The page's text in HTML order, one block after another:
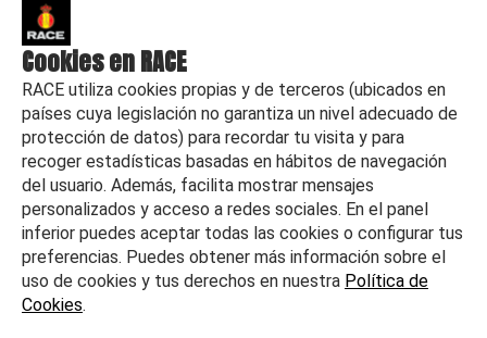
Cookies en RACE
RACE utiliza cookies propias y de terceros (ubicados en
países cuya legislación no garantiza un nivel adecuado de
protección de datos) para recordar tu visita y para
recoger estadísticas basadas en hábitos de navegación
del usuario. Además, facilita mostrar mensajes
personalizados y acceso a redes sociales. En el panel
inferior puedes aceptar todas las cookies o configurar tus
preferencias. Puedes obtener más información sobre el
uso de cookies y tus derechos en nuestra Política de
Cookies.
Actualidad
©2026 RACE Todos los derechos reservados